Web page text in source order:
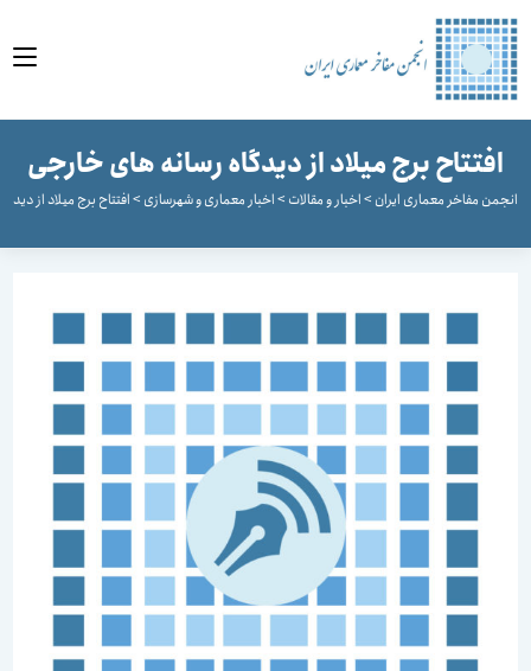
افتتاح برج میلاد از دیدگاه رسانه های خارجی
مفاخر معماری ایران>اخبار و مقالات>اخبار معماری و شهرسازی>افتتاح برج میلاد از دیدگاه